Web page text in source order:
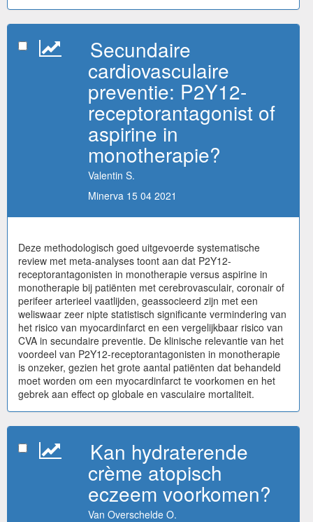
Secundaire
cardiovasculaire
preventie: P2Y12-
receptorantagonist of
aspirine in
monotherapie?
Valentin S.
Minerva 15 04 2021
Deze methodologisch goed uitgevoerde systematische
review met meta-analyses toont aan dat P2Y12-
receptorantagonisten in monotherapie versus aspirine in
monotherapie bij patiënten met cerebrovasculair, coronair of
perifeer arterieel vaatlijden, geassocieerd zijn met een
weliswaar zeer nipte statistisch significante vermindering van
het risico van myocardinfarct en een vergelijkbaar risico van
CVA in secundaire preventie. De klinische relevantie van het
voordeel van P2Y12-receptorantagonisten in monotherapie
is onzeker, gezien het grote aantal patiënten dat behandeld
moet worden om een myocardinfarct te voorkomen en het
gebrek aan effect op globale en vasculaire mortaliteit.
Kan hydraterende
crème atopisch
eczeem voorkomen?
Van Overschelde O.